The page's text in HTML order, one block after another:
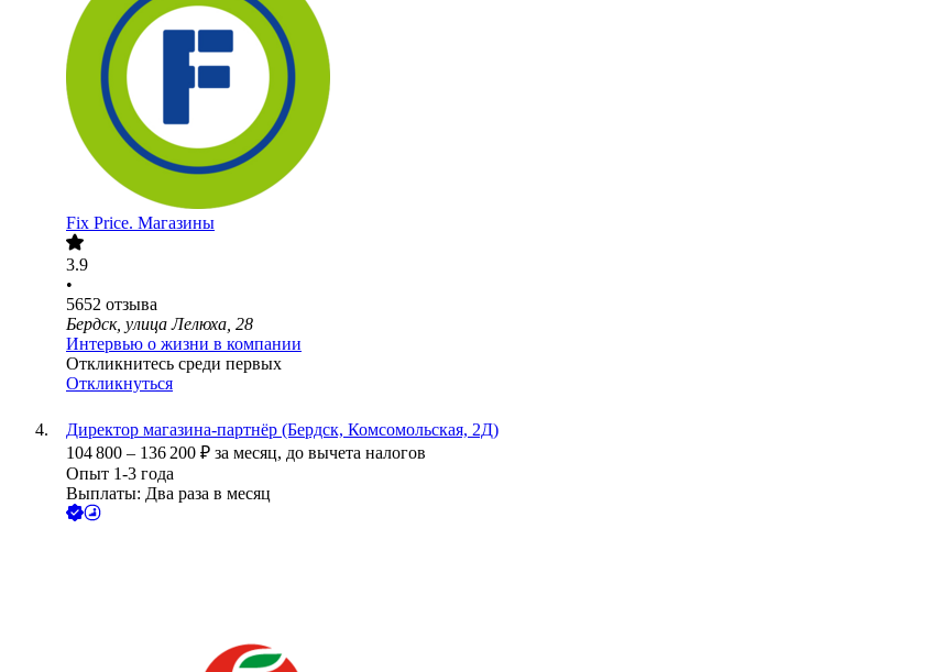
Fix Price. Магазины
3.9
•
5652 отзыва
Бердск, улица Лелюха, 28
Интервью о жизни в компании
Откликнитесь среди первых
Откликнуться
Директор магазина-партнёр (Бердск, Комсомольская, 2Д)
104 800 – 136 200 ₽ за месяц, до вычета налогов
Опыт 1-3 года
Выплаты: Два раза в месяц